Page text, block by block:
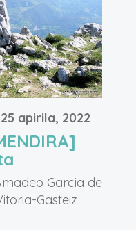
25 apirila, 2022
Garcia de
Gasteiz